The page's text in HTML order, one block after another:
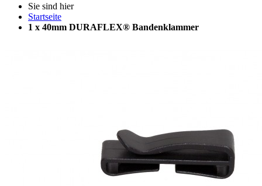
Sie sind hier
Startseite
1 x 40mm DURAFLEX® Bandenklammer